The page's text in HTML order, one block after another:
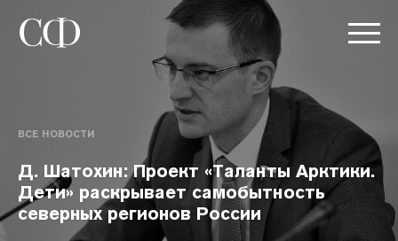
ВСЕ НОВОСТИ
Д. Шатохин: Проект «Таланты Арктики.
Дети» раскрывает самобытность
северных регионов России